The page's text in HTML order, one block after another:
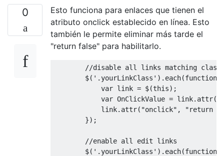
0
Esto funciona para enlaces que tienen el
atributo onclick establecido en línea. Esto
también le permite eliminar más tarde el
"return false" para habilitarlo.
//disable all links matching class
        $
( '.yourLinkClass' ). each(function
var link = $(this);
var OnClickValue = link. attr(
            link
. attr( "onclick" ,
"return
});
//enable all edit links
        $
( '.yourLinkClass' ). each(function